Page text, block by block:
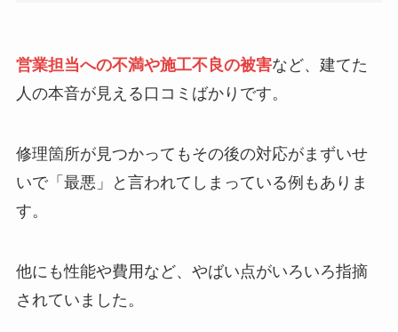
営業担当への不満や施工不良の被害など、建てた
人の本音が見える口コミばかりです。
修理箇所が見つかってもその後の対応がまずいせ
いで「最悪」と言われてしまっている例もありま
す。
他にも性能や費用など、やばい点がいろいろ指摘
されていました。